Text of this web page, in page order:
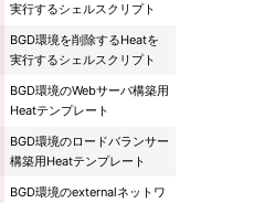
実行するシェルスクリプト
BGD環境を削除するHeatを
実行するシェルスクリプト
BGD環境のWebサーバ構築用
Heatテンプレート
BGD環境のロードバランサー
構築用Heatテンプレート
BGD環境のexternalネットワ